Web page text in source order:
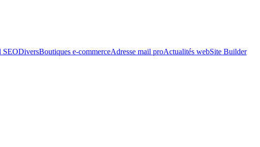
SEODiversBoutiques e-commerceAdresse mail proActualités webSite Builder